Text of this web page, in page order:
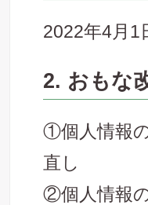
2022年4月1
2. おもな
①個人情報
直し
②個人情報